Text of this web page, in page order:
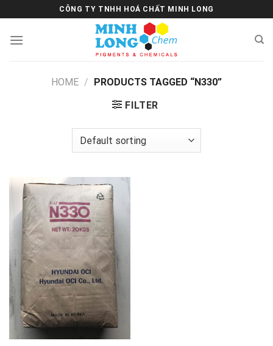
to
content
CÔNG TY TNHH HOÁ CHẤT MINH LONG
HOME / PRODUCTS TAGGED “N330”
FILTER